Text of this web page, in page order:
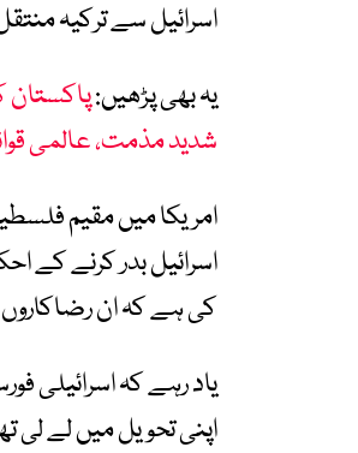
اسرائیل سے ترکیہ
یہ بھی پڑھیں:پاکستان
شدید مذمت، عالمی
امریکا میں مقیم
اسرائیل بدر کرنے کے
کی ہے کہ ان رضاکاروں
یاد رہے کہ اسرائیلی